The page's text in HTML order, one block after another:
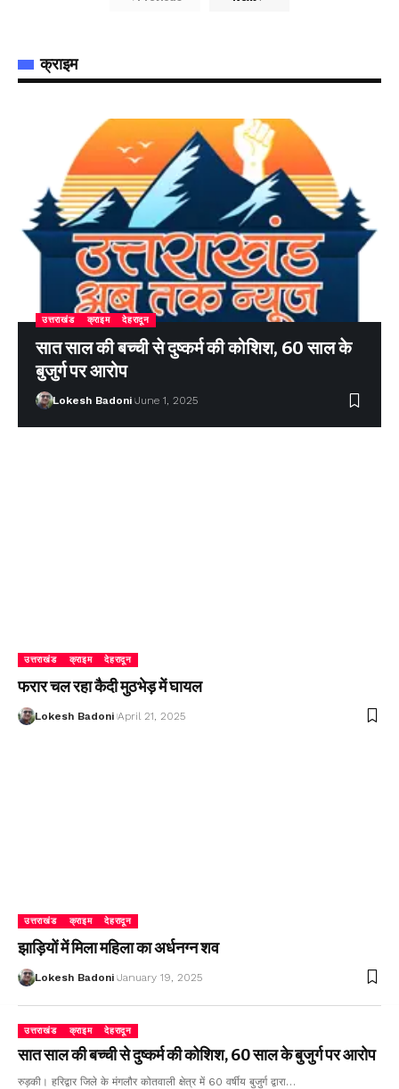
क्राइम
उत्तराखंड क्राइम देहरादून
सात साल की बच्ची से दुष्कर्म की कोशिश, 60 साल के
बुजुर्ग पर आरोप
Lokesh Badoni June 1, 2025
उत्तराखंड क्राइम देहरादून
फरार चल रहा कैदी मुठभेड़ में घायल
Lokesh Badoni April 21, 2025
उत्तराखंड क्राइम देहरादून
झाड़ियों में मिला महिला का अर्धनग्न शव
Lokesh Badoni January 19, 2025
उत्तराखंड क्राइम देहरादून
सात साल की बच्ची से दुष्कर्म की कोशिश, 60 साल के बुजुर्ग पर आरोप
रुड़की। हरिद्वार जिले के मंगलौर कोतवाली क्षेत्र में 60 वर्षीय बुजुर्ग द्वारा…